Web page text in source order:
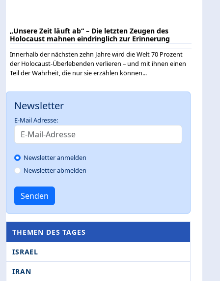
„Unsere Zeit läuft ab“ – Die letzten Zeugen des
Holocaust mahnen eindringlich zur Erinnerung
Innerhalb der nächsten zehn Jahre wird die Welt 70 Prozent
der Holocaust-Überlebenden verlieren – und mit ihnen einen
Teil der Wahrheit, die nur sie erzählen können...
Newsletter
E-Mail Adresse:
Newsletter anmelden
Newsletter abmelden
Senden
THEMEN DES TAGES
ISRAEL
IRAN